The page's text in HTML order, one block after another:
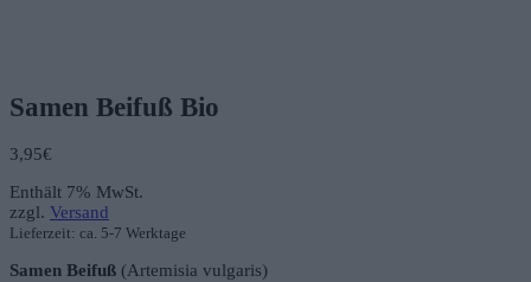
Samen Beifuß Bio
3,95€
Enthält 7% MwSt.
zzgl. Versand
Lieferzeit: ca. 5-7 Werktage
Samen Beifuß (Artemisia vulgaris)